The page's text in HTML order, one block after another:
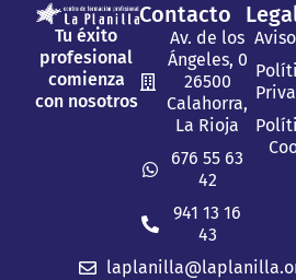
Tu éxito
profesional
comienza
con nosotros
Contacto
Av. de los
Ángeles, 0
26500
Calahorra,
La Rioja
676 55 63
42
941 13 16
43